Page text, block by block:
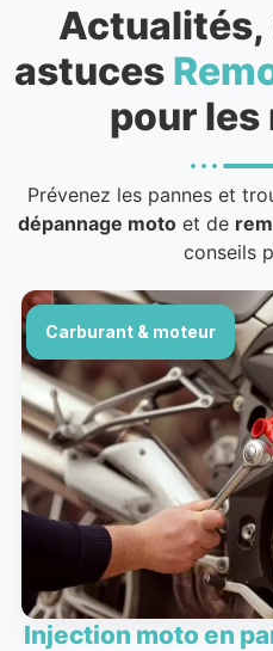
Actualités,
astuces
pour les
Prévenez les pannes et
dépannage motoet de
conseils
Carburant & moteur
Injection moto en